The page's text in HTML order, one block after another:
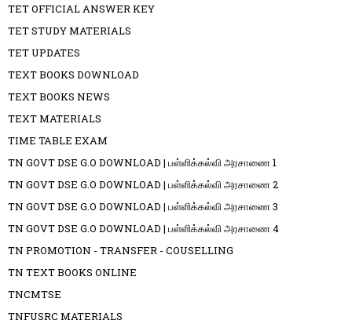
TET OFFICIAL ANSWER KEY
TET STUDY MATERIALS
TET UPDATES
TEXT BOOKS DOWNLOAD
TEXT BOOKS NEWS
TEXT MATERIALS
TIME TABLE EXAM
TN GOVT DSE G.O DOWNLOAD | பள்ளிக்கல்வி அரசாணை 1
TN GOVT DSE G.O DOWNLOAD | பள்ளிக்கல்வி அரசாணை 2
TN GOVT DSE G.O DOWNLOAD | பள்ளிக்கல்வி அரசாணை 3
TN GOVT DSE G.O DOWNLOAD | பள்ளிக்கல்வி அரசாணை 4
TN PROMOTION - TRANSFER - COUSELLING
TN TEXT BOOKS ONLINE
TNCMTSE
TNFUSRC MATERIALS